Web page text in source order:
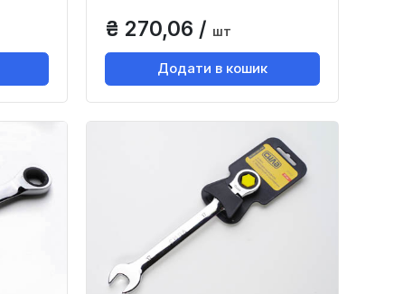
₴ 270,06 / шт
Додати в кошик